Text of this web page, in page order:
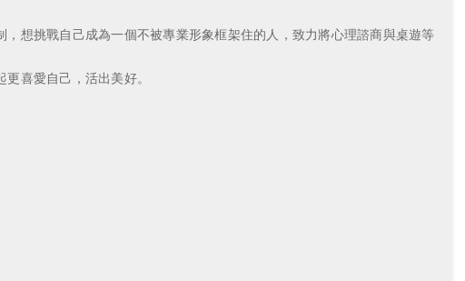
想挑戰自己成為一個不被專業形象框架住的人，致力將心理諮商與桌遊等
喜愛自己，活出美好。